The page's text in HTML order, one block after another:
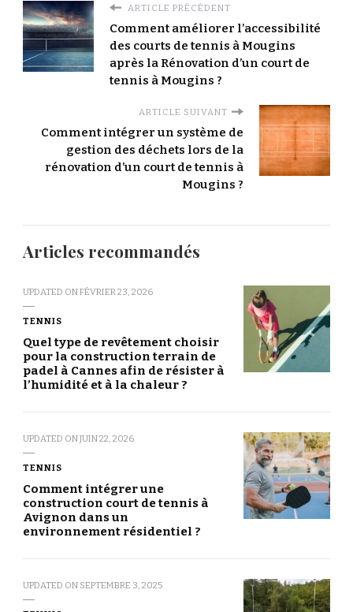
ARTICLE PRÉCÉDENT
Comment améliorer l’accessibilité
des courts de tennis à Mougins
après la Rénovation d’un court de
tennis à Mougins ?
ARTICLE SUIVANT
Comment intégrer un système de
gestion des déchets lors de la
rénovation d’un court de tennis à
Mougins ?
Articles recommandés
UPDATED ONFÉVRIER 23, 2026
TENNIS
Quel type de revêtement choisir
pour la construction terrain de
padel à Cannes afin de résister à
l’humidité et à la chaleur ?
UPDATED ONJUIN 22, 2026
TENNIS
Comment intégrer une
construction court de tennis à
Avignon dans un
environnement résidentiel ?
UPDATED ON SEPTEMBRE 3, 2025